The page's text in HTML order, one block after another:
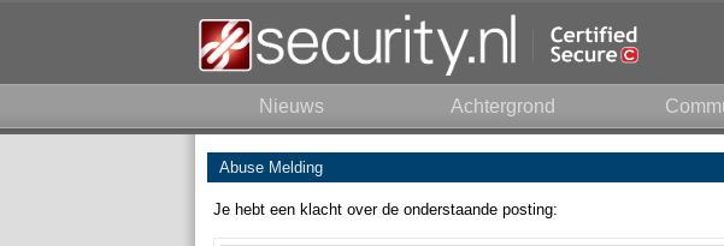
Nieuws Achtergrond
Abuse Melding
Je hebt een klacht over de onderstaande posting: